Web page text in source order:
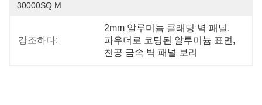
30000SQ.M
강조하다:
2mm 알루미늄 클래딩 벽 패널,
파우더로 코팅된 알루미늄 표면 ,
천공 금속 벽 패널 보리